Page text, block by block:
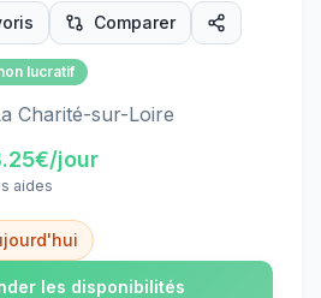
Comparer
lucratif
Charité-sur-Loire
€/jour
aides
les disponibilités